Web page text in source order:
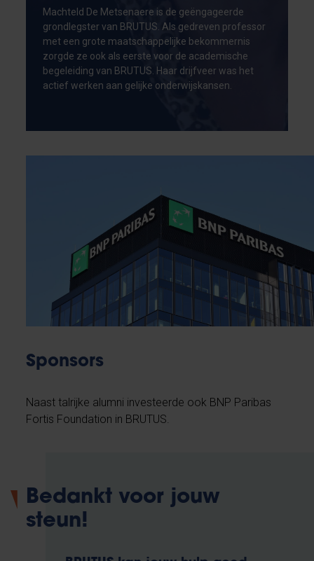
Machteld De Metsenaere is de geëngageerde
grondlegster van BRUTUS. Als gedreven professor
met een grote maatschappelijke bekommernis
zorgde ze ook als eerste voor de academische
begeleiding van BRUTUS. Haar drijfveer was het
actief werken aan gelijke onderwijskansen.
Sponsors
Naast talrijke alumni investeerde ook BNP Paribas
Fortis Foundation in BRUTUS.
Bedankt voor jouw
steun!